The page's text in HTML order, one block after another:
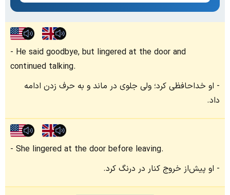
He said goodbye, but lingered at the door and
continued talking.
او خداحافظی کرد؛ ولی جلوی در ماند و به حرف زدن ادامه
داد.
She lingered at the door before leaving.
او پیش‌از خروج کنار در درنگ کرد.